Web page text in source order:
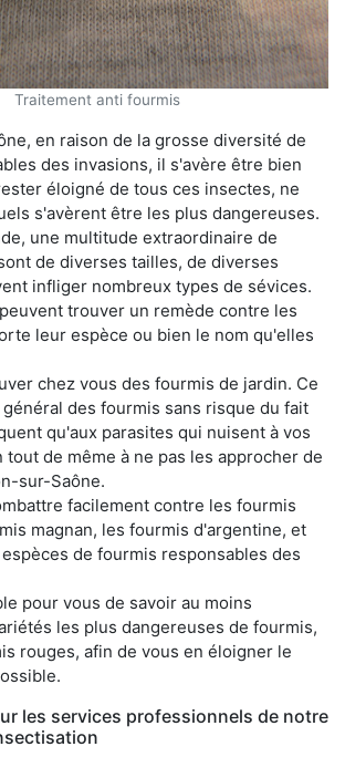
Traitement anti fourmis
en raison de la grosse diversité de
des invasions, il s'avère être bien
éloigné de tous ces insectes, ne
s'avèrent être les plus dangereuses.
une multitude extraordinaire de
de diverses tailles, de diverses
infliger nombreux types de sévices.
trouver un remède contre les
leur espèce ou bien le nom qu'elles
chez vous des fourmis de jardin. Ce
des fourmis sans risque du fait
qu'aux parasites qui nuisent à vos
tout de même à ne pas les approcher de
sur-Saône.
facilement contre les fourmis
magnan, les fourmis d'argentine, et
de fourmis responsables des
pour vous de savoir au moins
les plus dangereuses de fourmis,
rouges, afin de vous en éloigner le
les services professionnels de notre